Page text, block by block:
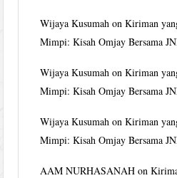
Wijaya Kusumah onKiriman
Mimpi: Kisah Omjay Bersama
Wijaya Kusumah onKiriman
Mimpi: Kisah Omjay Bersama
Wijaya Kusumah onKiriman
Mimpi: Kisah Omjay Bersama
AAM NURHASANAH on